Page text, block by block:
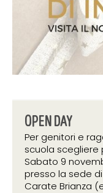
OPEN DAY
Per genitori e
scuola scegliere
Sabato 9
presso la sede di
Carate Brianza